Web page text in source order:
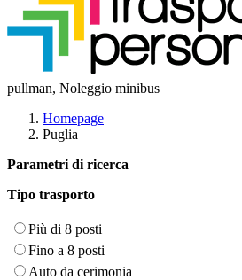
pullman, Noleggio minibus
Homepage
Puglia
Parametri di ricerca
Tipo trasporto
Più di 8 posti
Fino a 8 posti
Auto da cerimonia